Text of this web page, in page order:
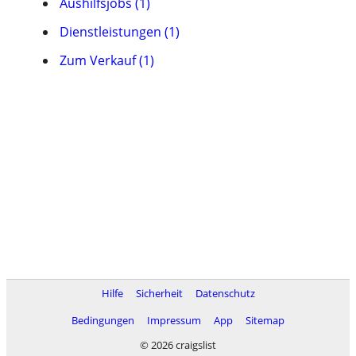
Dienstleistungen (1)
Zum Verkauf (1)
Hilfe Sicherheit
Datenschutz
Bedingungen
Impressum App
Sitemap
© 2026 craigslist